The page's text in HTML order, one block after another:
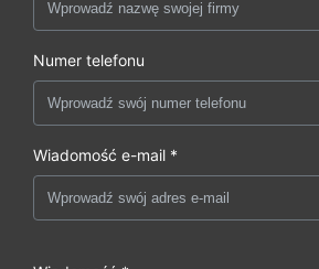
Numer telefonu
Wiadomość e-mail *